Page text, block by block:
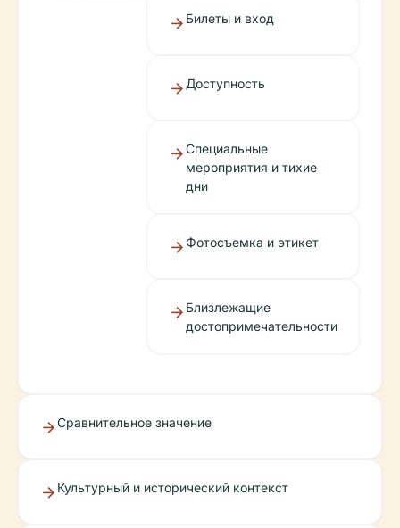
Билеты и вход
Доступность
Специальные
мероприятия и тихие
дни
Фотосъемка и этикет
Близлежащие
достопримечательности
Сравнительное значение
Культурный и исторический контекст